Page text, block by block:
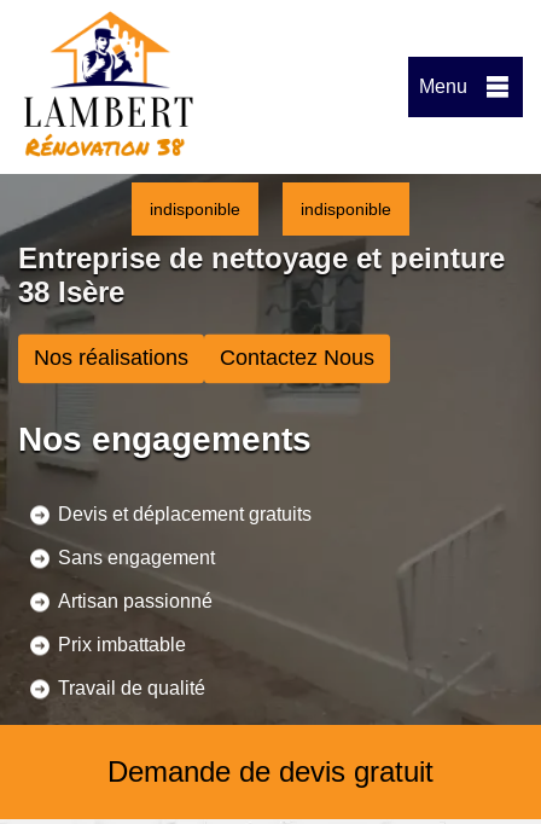
Menu
indisponible indisponible
Entreprise de nettoyage et peinture
38 Isère
Nos réalisations Contactez Nous
Nos engagements
Devis et déplacement gratuits
Sans engagement
Artisan passionné
Prix imbattable
Travail de qualité
Demande de devis gratuit